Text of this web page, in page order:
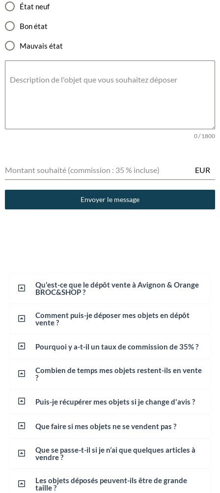
État neuf
Bon état
Mauvais état
Description de l'objet que vous souhaitez déposer
0 / 1800
Montant souhaité (commission : 35 % incluse) EUR
Envoyer le message
Qu'est-ce que le dépôt vente à Avignon & Orange
BROC&SHOP ?
Comment puis-je déposer mes objets en dépôt
vente ?
Pourquoi y a-t-il un taux de commission de 35% ?
Combien de temps mes objets restent-ils en vente
?
Puis-je récupérer mes objets si je change d'avis ?
Que faire si mes objets ne se vendent pas ?
Que se passe-t-il si je n’ai que quelques articles à
vendre ?
Les objets déposés peuvent-ils être de grande
taille ?